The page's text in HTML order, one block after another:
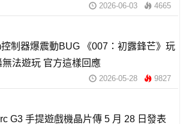
2026-06-03 4665
制器爆震動BUG 《007：初露鋒芒》玩
無法遊玩 官方這樣回應
2026-05-28 9827
G3 手提遊戲機晶片傳 5 月 28 日發表